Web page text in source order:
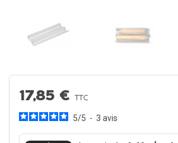
17,85 €TTC
5/5 - 3 avis